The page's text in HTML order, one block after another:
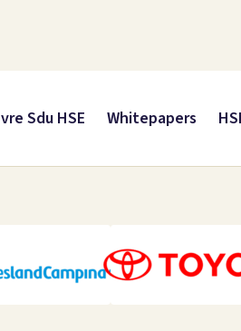
Sdu HSE Whitepapers